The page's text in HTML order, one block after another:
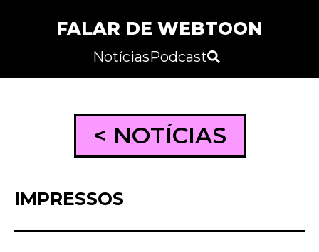
FALAR DE WEBTOON
NotíciasPodcast
< NOTÍCIAS
IMPRESSOS